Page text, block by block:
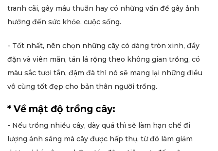
tranh cãi, gây mâu thuẫn hay có những vấn đề gây ảnh
hưởng đến sức khỏe, cuộc sống.
- Tốt nhất, nên chọn những cây có dáng tròn xinh, đầy
đặn và viên mãn, tán lá rộng theo không gian trồng, có
màu sắc tươi tắn, đậm đà thì nó sẽ mang lại những điều
vô cùng tốt đẹp cho bản thân người trồng.
* Về mật độ trồng cây:
- Nếu trồng nhiều cây, dày quá thì sẽ làm hạn chế đi
lượng ánh sáng mà cây được hấp thụ, từ đó làm giảm